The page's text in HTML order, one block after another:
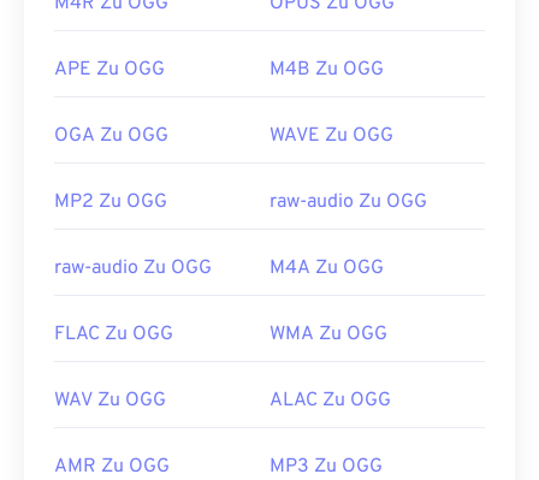
Entwickelt von:
Xiph.Org Foundation
Erstveröffentlichung:
2000
https://en.wikipedia.org/wiki/Ogg
APE Zu OGG M4B Zu OGG
OGA Zu OGG WAVE Zu OGG
MP2 Zu OGG raw-audio Zu OGG
raw-audio Zu OGG M4A Zu OGG
FLAC Zu OGG WMA Zu OGG
WAV Zu OGG ALAC Zu OGG
AMR Zu OGG MP3 Zu OGG